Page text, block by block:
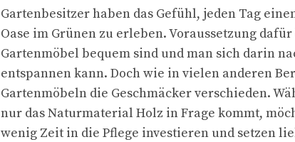
Gartenbesitzer haben das Gefühl, jeden Tag
Oase im Grünen zu erleben. Voraussetzung dafür
Gartenmöbel bequem sind und man sich darin
entspannen kann. Doch wie in vielen anderen
Gartenmöbeln die Geschmäcker verschieden.
nur das Naturmaterial Holz in Frage kommt,
wenig Zeit in die Pflege investieren und setzen